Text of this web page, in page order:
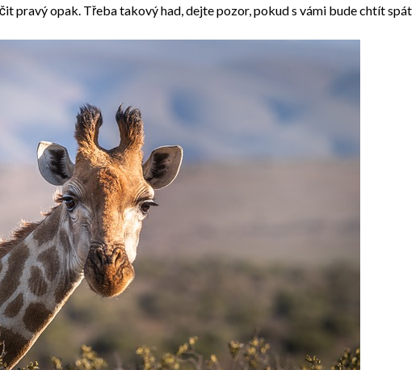
pravý opak. Třeba takový had, dejte pozor, pokud s vámi bude chtít spát